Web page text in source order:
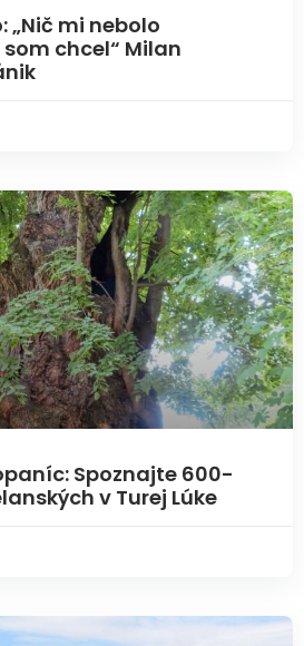
„Nič mi nebolo
chcel“ Milan
Spoznajte 600-
v Turej Lúke